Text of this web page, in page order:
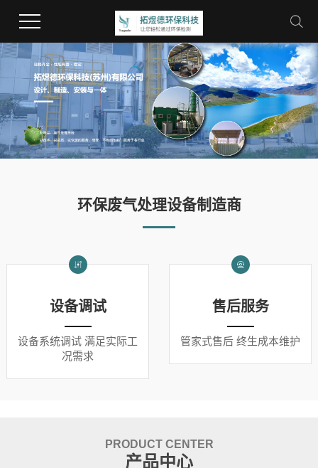
环保废气处理设备制造商
设备调试
设备系统调试 满足实际工
况需求
售后服务
管家式售后 终生成本维护
PRODUCT CENTER
产品中心